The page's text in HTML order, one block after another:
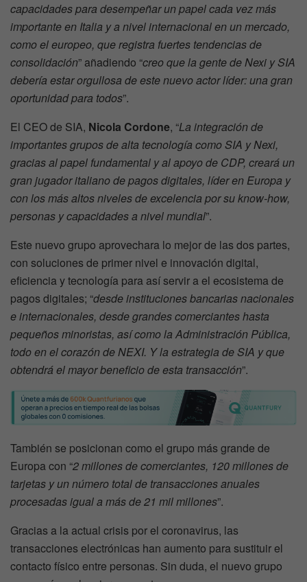
capacidades para desempeñar un papel cada vez más
importante en Italia y a nivel internacional en un mercado,
como el europeo, que registra fuertes tendencias de
consolidación” añadiendo “creo que la gente de Nexi y SIA
debería estar orgullosa de este nuevo actor líder: una gran
oportunidad para todos”.
El CEO de SIA, Nicola Cordone, “La integración de
importantes grupos de alta tecnología como SIA y Nexi,
gracias al papel fundamental y al apoyo de CDP, creará un
gran jugador italiano de pagos digitales, líder en Europa y
con los más altos niveles de excelencia por su know-how,
personas y capacidades a nivel mundial”.
Este nuevo grupo aprovechara lo mejor de las dos partes,
con soluciones de primer nivel e innovación digital,
eficiencia y tecnología para así servir a el ecosistema de
pagos digitales; “desde instituciones bancarias nacionales
e internacionales, desde grandes comerciantes hasta
pequeños minoristas, así como la Administración Pública,
todo en el corazón de NEXI. Y la estrategia de SIA y que
obtendrá el mayor beneficio de esta transacción”.
También se posicionan como el grupo más grande de
Europa con “2 millones de comerciantes, 120 millones de
tarjetas y un número total de transacciones anuales
procesadas igual a más de 21 mil millones”.
Gracias a la actual crisis por el coronavirus, las
transacciones electrónicas han aumento para sustituir el
contacto físico entre personas. Sin duda, el nuevo grupo